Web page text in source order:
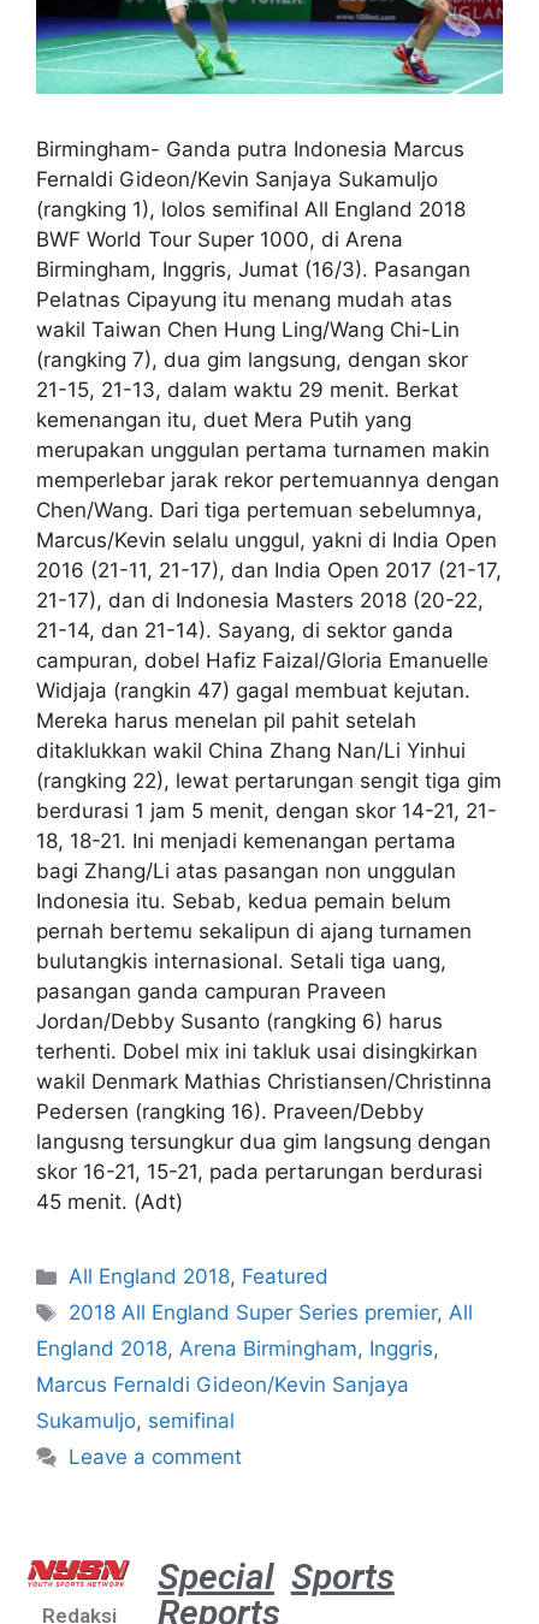
Birmingham- Ganda putra Indonesia Marcus
Fernaldi Gideon/Kevin Sanjaya Sukamuljo
(rangking 1), lolos semifinal All England 2018
BWF World Tour Super 1000, di Arena
Birmingham, Inggris, Jumat (16/3). Pasangan
Pelatnas Cipayung itu menang mudah atas
wakil Taiwan Chen Hung Ling/Wang Chi-Lin
(rangking 7), dua gim langsung, dengan skor
21-15, 21-13, dalam waktu 29 menit. Berkat
kemenangan itu, duet Mera Putih yang
merupakan unggulan pertama turnamen makin
memperlebar jarak rekor pertemuannya dengan
Chen/Wang. Dari tiga pertemuan sebelumnya,
Marcus/Kevin selalu unggul, yakni di India Open
2016 (21-11, 21-17), dan India Open 2017 (21-17,
21-17), dan di Indonesia Masters 2018 (20-22,
21-14, dan 21-14). Sayang, di sektor ganda
campuran, dobel Hafiz Faizal/Gloria Emanuelle
Widjaja (rangkin 47) gagal membuat kejutan.
Mereka harus menelan pil pahit setelah
ditaklukkan wakil China Zhang Nan/Li Yinhui
(rangking 22), lewat pertarungan sengit tiga gim
berdurasi 1 jam 5 menit, dengan skor 14-21, 21-
18, 18-21. Ini menjadi kemenangan pertama
bagi Zhang/Li atas pasangan non unggulan
Indonesia itu. Sebab, kedua pemain belum
pernah bertemu sekalipun di ajang turnamen
bulutangkis internasional. Setali tiga uang,
pasangan ganda campuran Praveen
Jordan/Debby Susanto (rangking 6) harus
terhenti. Dobel mix ini takluk usai disingkirkan
wakil Denmark Mathias Christiansen/Christinna
Pedersen (rangking 16). Praveen/Debby
langusng tersungkur dua gim langsung dengan
skor 16-21, 15-21, pada pertarungan berdurasi
45 menit. (Adt)
All England 2018, Featured
2018 All England Super Series premier,All
England 2018, Arena Birmingham, Inggris,
Marcus Fernaldi Gideon/Kevin Sanjaya
Sukamuljo, semifinal
Leave a comment
Redaksi
Special
Reports
Sports